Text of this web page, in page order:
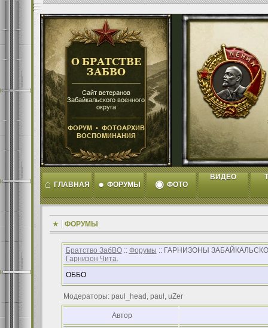
⌂ ГЛАВНАЯ ● ФОРУМЫ ◉ ФОТО
ВИДЕО
ФОРУМЫ
Братство ЗабВО:: Форумы :: ГАРНИЗОНЫ
Гарнизон Чита.
ОББО
Модераторы: paul_head, paul, uZer
Автор